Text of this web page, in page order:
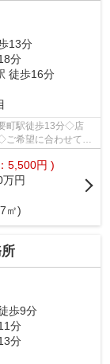
13分
分
徒歩16分
町駅徒歩13分◇店
希望に合わせて物
5,500円 )
万円
㎡)
歩9分
分
分